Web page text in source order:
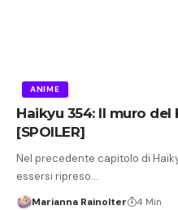
ANIME
Haikyu 354: Il muro
[SPOILER]
Nel precedente capitolo di
essersi ripreso…
Marianna Rainolter 4 Min